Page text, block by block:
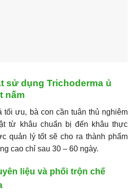
sử dụng Trichoderma ủ
nấm
ưu, bà con cần tuân thủ nghiêm
từ khâu chuẩn bị đến khâu thực
quản lý tốt sẽ cho ra thành phẩm
cao chỉ sau 30 – 60 ngày.
liệu và phối trộn chế